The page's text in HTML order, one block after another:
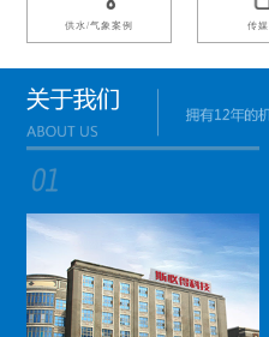
供水/气象案例 传媒